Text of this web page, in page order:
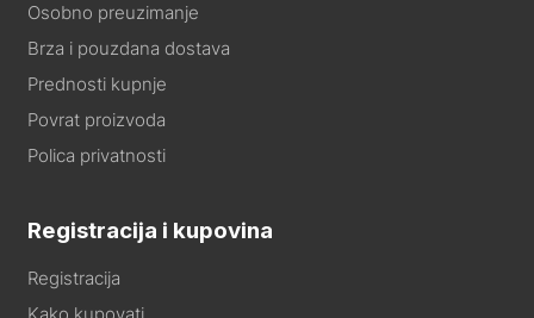
Osobno preuzimanje
Brza i pouzdana dostava
Prednosti kupnje
Povrat proizvoda
Polica privatnosti
Registracija i kupovina
Registracija